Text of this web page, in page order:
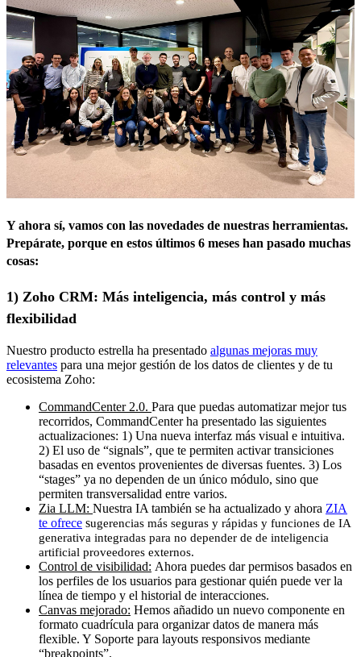
Y ahora sí, vamos con las novedades de nuestras herramientas.
Prepárate, porque en estos últimos 6 meses han pasado muchas
cosas:
1) Zoho CRM: Más inteligencia, más control y más
flexibilidad
Nuestro producto estrella ha presentado algunas mejoras muy
relevantes para una mejor gestión de los datos de clientes y de tu
ecosistema Zoho:
CommandCenter 2.0. Para que puedas automatizar mejor tus
recorridos, CommandCenter ha presentado las siguientes
actualizaciones: 1) Una nueva interfaz más visual e intuitiva.
2) El uso de “signals”, que te permiten activar transiciones
basadas en eventos provenientes de diversas fuentes. 3) Los
“stages” ya no dependen de un único módulo, sino que
permiten transversalidad entre varios.
Zia LLM: Nuestra IA también se ha actualizado y ahora ZIA
te ofrece sugerencias más seguras y rápidas y funciones de IA
generativa integradas para no depender de de inteligencia
artificial proveedores externos.
Control de visibilidad: Ahora puedes dar permisos basados en
los perfiles de los usuarios para gestionar quién puede ver la
línea de tiempo y el historial de interacciones.
Canvas mejorado: Hemos añadido un nuevo componente en
formato cuadrícula para organizar datos de manera más
flexible. Y Soporte para layouts responsivos mediante
“breakpoints”.